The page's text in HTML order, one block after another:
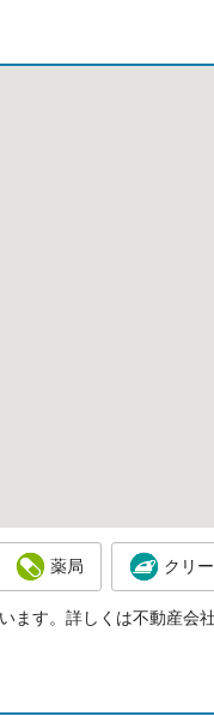
薬局 クリ
す。詳しくは不動産会